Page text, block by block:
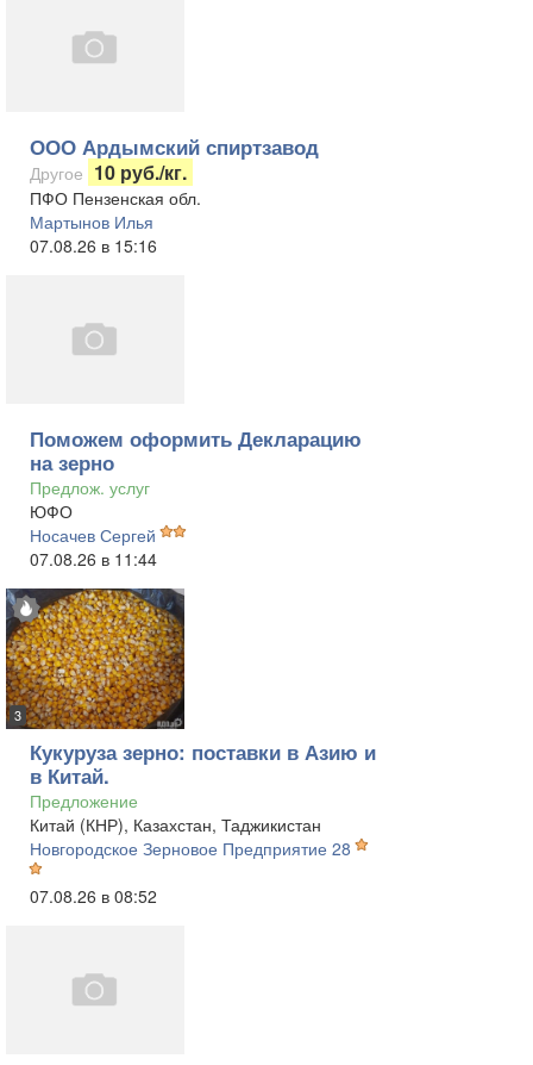
ООО Ардымский спиртзавод
Другое 10 руб./кг.
ПФО Пензенская обл.
Мартынов Илья
07.08.26 в 15:16
Поможем оформить Декларацию
на зерно
Предлож. услуг
ЮФО
Носачев Сергей
07.08.26 в 11:44
3
Кукуруза зерно: поставки в Азию и
в Китай.
Предложение
Китай (КНР), Казахстан, Таджикистан
Новгородское Зерновое Предприятие 28
07.08.26 в 08:52